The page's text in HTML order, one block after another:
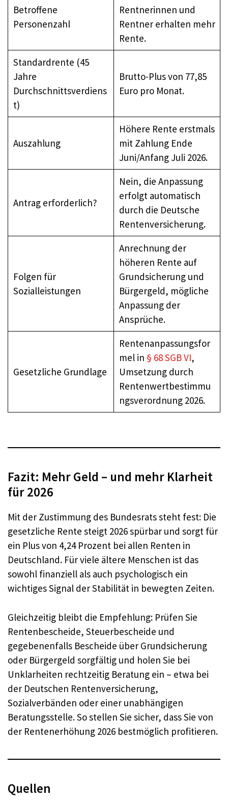
Betroffene
Personenzahl
Rentnerinnen und
Rentner erhalten mehr
Rente.
Standardrente (45
Jahre
Durchschnittsverdiens
t)
Brutto-Plus von 77,85
Euro pro Monat.
Auszahlung
Höhere Rente erstmals
mit Zahlung Ende
Juni/Anfang Juli 2026.
Antrag erforderlich?
Nein, die Anpassung
erfolgt automatisch
durch die Deutsche
Rentenversicherung.
Folgen für
Sozialleistungen
Anrechnung der
höheren Rente auf
Grundsicherung und
Bürgergeld, mögliche
Anpassung der
Ansprüche.
Gesetzliche Grundlage
Rentenanpassungsfor
mel in § 68 SGB VI,
Umsetzung durch
Rentenwertbestimmu
ngsverordnung 2026.
Fazit: Mehr Geld – und mehr Klarheit
für 2026
Mit der Zustimmung des Bundesrats steht fest: Die
gesetzliche Rente steigt 2026 spürbar und sorgt für
ein Plus von 4,24 Prozent bei allen Renten in
Deutschland. Für viele ältere Menschen ist das
sowohl finanziell als auch psychologisch ein
wichtiges Signal der Stabilität in bewegten Zeiten.
Gleichzeitig bleibt die Empfehlung: Prüfen Sie
Rentenbescheide, Steuerbescheide und
gegebenenfalls Bescheide über Grundsicherung
oder Bürgergeld sorgfältig und holen Sie bei
Unklarheiten rechtzeitig Beratung ein – etwa bei
der Deutschen Rentenversicherung,
Sozialverbänden oder einer unabhängigen
Beratungsstelle. So stellen Sie sicher, dass Sie von
der Rentenerhöhung 2026 bestmöglich profitieren.
Quellen